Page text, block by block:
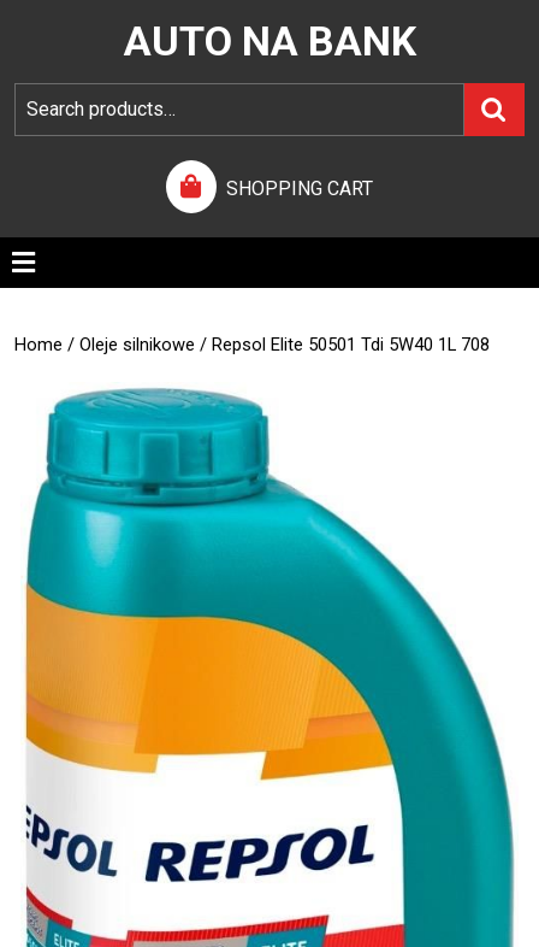
AUTO NA BANK
SHOPPING CART
Home / Oleje silnikowe / Repsol Elite 50501 Tdi 5W40 1L 708